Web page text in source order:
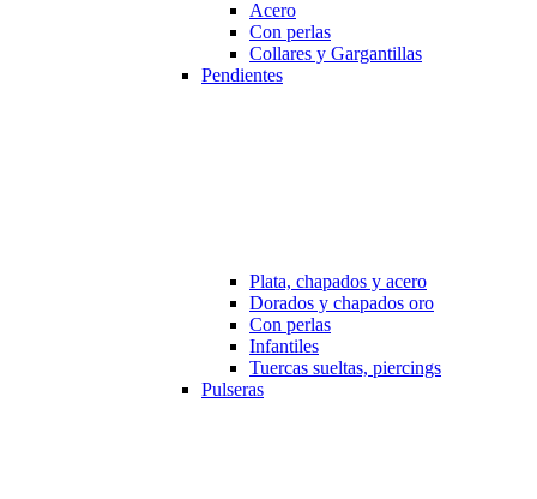
Acero
Con perlas
Collares y Gargantillas
Pendientes
Plata, chapados y acero
Dorados y chapados oro
Con perlas
Infantiles
Tuercas sueltas, piercings
Pulseras